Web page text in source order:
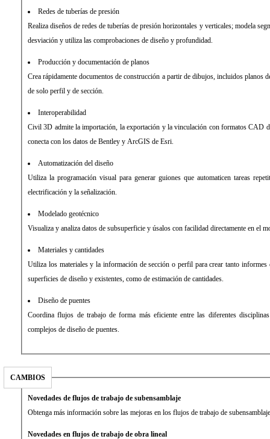
Redes de tuberías de presión
Realiza diseños de redes de tuberías de presión horizontales y verticales; modela
desviación y utiliza las comprobaciones de diseño y profundidad.
Producción y documentación de planos
Crea rápidamente documentos de construcción a partir de dibujos, incluidos planos
de solo perfil y de sección.
Interoperabilidad
Civil 3D admite la importación, la exportación y la vinculación con formatos CAD
conecta con los datos de Bentley y ArcGIS de Esri.
Automatización del diseño
Utiliza la programación visual para generar guiones que automaticen tareas
electrificación y la señalización.
Modelado geotécnico
Visualiza y analiza datos de subsuperficie y úsalos con facilidad directamente en el
Materiales y cantidades
Utiliza los materiales y la información de sección o perfil para crear tanto informes
superficies de diseño y existentes, como de estimación de cantidades.
Diseño de puentes
Coordina flujos de trabajo de forma más eficiente entre las diferentes
complejos de diseño de puentes.
CAMBIOS
Novedades de flujos de trabajo de subensamblaje
Obtenga más información sobre las mejoras en los flujos de trabajo de
Novedades en flujos de trabajo de obra lineal